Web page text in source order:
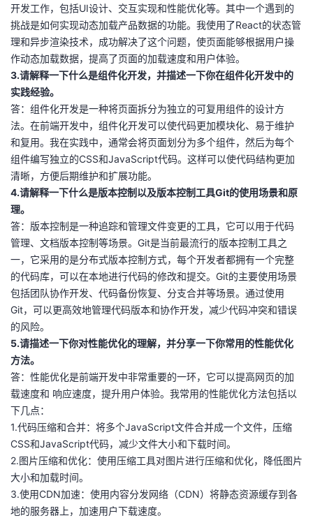
开发工作，包括UI设计、交互实现和性能优化等。其中一个遇到的
挑战是如何实现动态加载产品数据的功能。我使用了React的状态管
理和异步渲染技术，成功解决了这个问题，使页面能够根据用户操
作动态加载数据，提高了页面的加载速度和用户体验。
3.请解释一下什么是组件化开发，并描述一下你在组件化开发中的
实践经验。
答：组件化开发是一种将页面拆分为独立的可复用组件的设计方
法。在前端开发中，组件化开发可以使代码更加模块化、易于维护
和复用。我在实践中，通常会将页面划分为多个组件，然后为每个
组件编写独立的CSS和JavaScript代码。这样可以使代码结构更加
清晰，方便后期维护和扩展功能。
4.请解释一下什么是版本控制以及版本控制工具Git的使用场景和原
理。
答：版本控制是一种追踪和管理文件变更的工具，它可以用于代码
管理、文档版本控制等场景。Git是当前最流行的版本控制工具之
一，它采用的是分布式版本控制方式，每个开发者都拥有一个完整
的代码库，可以在本地进行代码的修改和提交。Git的主要使用场景
包括团队协作开发、代码备份恢复、分支合并等场景。通过使用
Git，可以更高效地管理代码版本和协作开发，减少代码冲突和错误
的风险。
5.请描述一下你对性能优化的理解，并分享一下你常用的性能优化
方法。
答：性能优化是前端开发中非常重要的一环，它可以提高网页的加
载速度和 响应速度，提升用户体验。我常用的性能优化方法包括以
下几点：
1.代码压缩和合并：将多个JavaScript文件合并成一个文件，压缩
CSS和JavaScript代码，减少文件大小和下载时间。
2.图片压缩和优化：使用压缩工具对图片进行压缩和优化，降低图片
大小和加载时间。
3.使用CDN加速：使用内容分发网络（CDN）将静态资源缓存到各
地的服务器上，加速用户下载速度。